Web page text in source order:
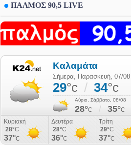
ΠΑΛΜΟΣ 90,5 LIVE